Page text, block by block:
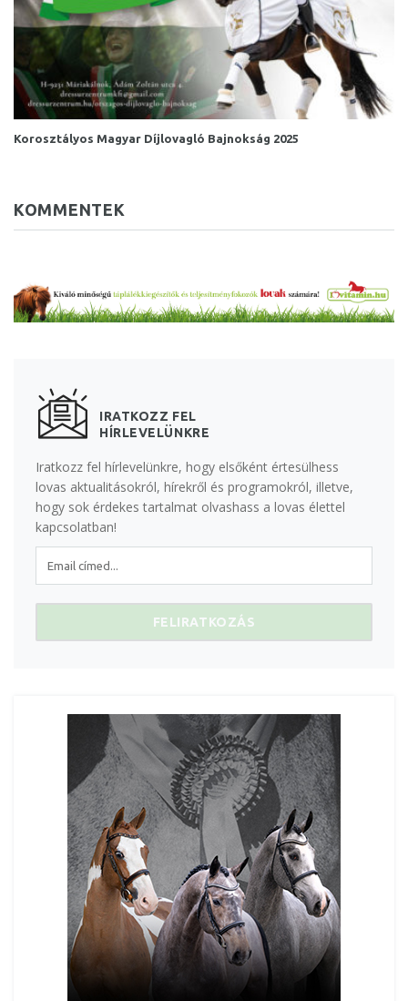
Korosztályos Magyar Díjlovagló Bajnokság 2025
KOMMENTEK
IRATKOZZ FEL
HÍRLEVELÜNKRE
Iratkozz fel hírlevelünkre, hogy elsőként értesülhess
lovas aktualitásokról, hírekről és programokról, illetve,
hogy sok érdekes tartalmat olvashass a lovas élettel
kapcsolatban!